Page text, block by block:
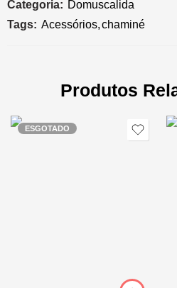
Categoria: Domuscalida
Tags: Acessórios,chaminé
Produtos
ESGOTADO